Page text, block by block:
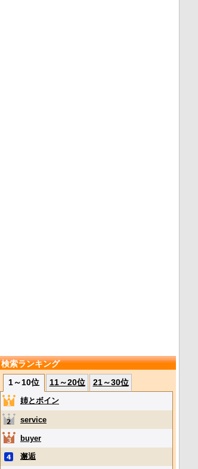
検索ランキング
1～10位
11～20位 21～30位
姉とボイン
service
buyer
邂逅